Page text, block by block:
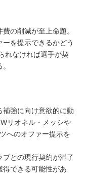
の削減が至上命題。
を提示できるかどう
れなければ選手が契
強に向け意欲的に動
リオネル・メッシや
へのオファー提示を
との現行契約が満了
得できる可能性があ